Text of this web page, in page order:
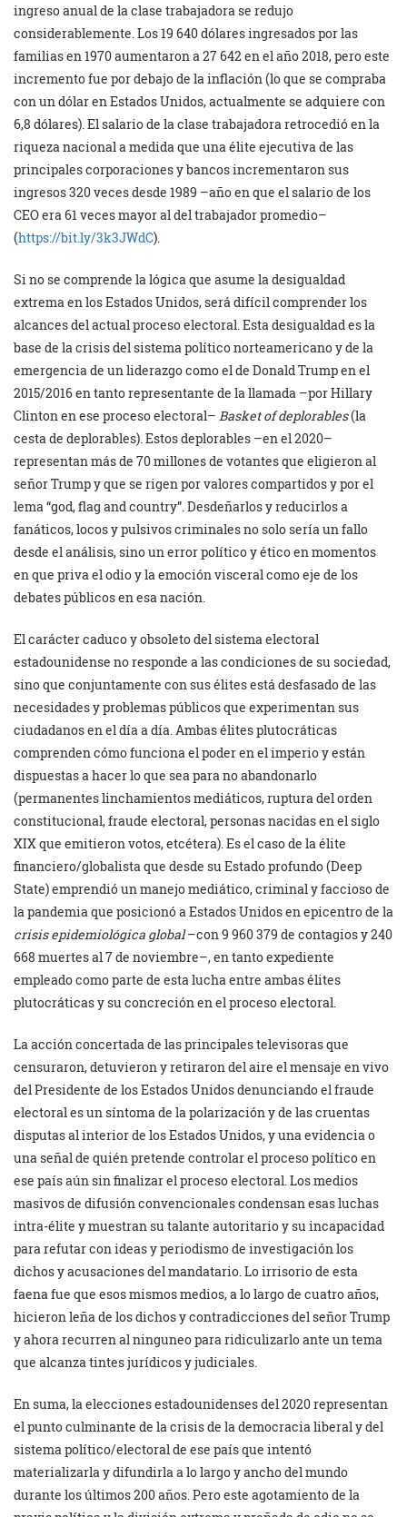
ingreso anual de la clase trabajadora se redujo
considerablemente. Los 19 640 dólares ingresados por las
familias en 1970 aumentaron a 27 642 en el año 2018, pero este
incremento fue por debajo de la inflación (lo que se compraba
con un dólar en Estados Unidos, actualmente se adquiere con
6,8 dólares). El salario de la clase trabajadora retrocedió en la
riqueza nacional a medida que una élite ejecutiva de las
principales corporaciones y bancos incrementaron sus
ingresos 320 veces desde 1989 –año en que el salario de los
CEO era 61 veces mayor al del trabajador promedio–
(https://bit.ly/3k3JWdC).
Si no se comprende la lógica que asume la desigualdad
extrema en los Estados Unidos, será difícil comprender los
alcances del actual proceso electoral. Esta desigualdad es la
base de la crisis del sistema político norteamericano y de la
emergencia de un liderazgo como el de Donald Trump en el
2015/2016 en tanto representante de la llamada –por Hillary
Clinton en ese proceso electoral– Basket of deplorables(la
cesta de deplorables). Estos deplorables –en el 2020–
representan más de 70 millones de votantes que eligieron al
señor Trump y que se rigen por valores compartidos y por el
lema “god, flag and country”. Desdeñarlos y reducirlos a
fanáticos, locos y pulsivos criminales no solo sería un fallo
desde el análisis, sino un error político y ético en momentos
en que priva el odio y la emoción visceral como eje de los
debates públicos en esa nación.
El carácter caduco y obsoleto del sistema electoral
estadounidense no responde a las condiciones de su sociedad,
sino que conjuntamente con sus élites está desfasado de las
necesidades y problemas públicos que experimentan sus
ciudadanos en el día a día. Ambas élites plutocráticas
comprenden cómo funciona el poder en el imperio y están
dispuestas a hacer lo que sea para no abandonarlo
(permanentes linchamientos mediáticos, ruptura del orden
constitucional, fraude electoral, personas nacidas en el siglo
XIX que emitieron votos, etcétera). Es el caso de la élite
financiero/globalista que desde su Estado profundo (Deep
State) emprendió un manejo mediático, criminal y faccioso de
la pandemia que posicionó a Estados Unidos en epicentro de la
crisis epidemiológica global–con 9 960 379 de contagios y 240
668 muertes al 7 de noviembre–, en tanto expediente
empleado como parte de esta lucha entre ambas élites
plutocráticas y su concreción en el proceso electoral.
La acción concertada de las principales televisoras que
censuraron, detuvieron y retiraron del aire el mensaje en vivo
del Presidente de los Estados Unidos denunciando el fraude
electoral es un síntoma de la polarización y de las cruentas
disputas al interior de los Estados Unidos, y una evidencia o
una señal de quién pretende controlar el proceso político en
ese país aún sin finalizar el proceso electoral. Los medios
masivos de difusión convencionales condensan esas luchas
intra-élite y muestran su talante autoritario y su incapacidad
para refutar con ideas y periodismo de investigación los
dichos y acusaciones del mandatario. Lo irrisorio de esta
faena fue que esos mismos medios, a lo largo de cuatro años,
hicieron leña de los dichos y contradicciones del señor Trump
y ahora recurren al ninguneo para ridiculizarlo ante un tema
que alcanza tintes jurídicos y judiciales.
En suma, la elecciones estadounidenses del 2020 representan
el punto culminante de la crisis de la democracia liberal y del
sistema político/electoral de ese país que intentó
materializarla y difundirla a lo largo y ancho del mundo
durante los últimos 200 años. Pero este agotamiento de la